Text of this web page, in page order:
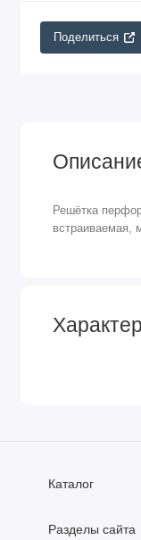
Поделиться
Решётка
встраиваемая,
Каталог
Разделы сайта